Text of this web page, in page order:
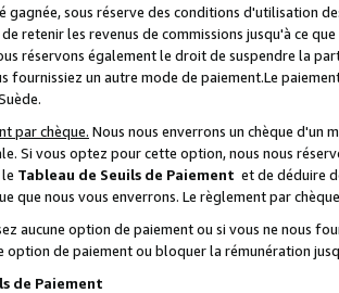
gagnée, sous réserve des conditions d'utilisation
retenir les revenus de commissions jusqu'à ce
réservons également le droit de suspendre la
fournissiez un autre mode de paiement.Le
par chèque. Nous nous enverrons un chèque d'un
Si vous optez pour cette option, nous nous
Tableau de Seuils de Paiement et de déduire
que nous vous enverrons. Le règlement par
aucune option de paiement ou si vous ne nous
option de paiement ou bloquer la rémunération
de Paiement